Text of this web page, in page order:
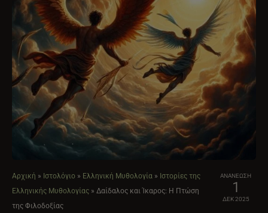
ΑΝΑΝΕΩΣΗ
1
ΔΕΚ 2025
Αρχική » Ιστολόγιο » Ελληνική Μυθολογία » Ιστορίες της
Ελληνικής Μυθολογίας » Δαίδαλος και Ίκαρος: Η Πτώση
της Φιλοδοξίας